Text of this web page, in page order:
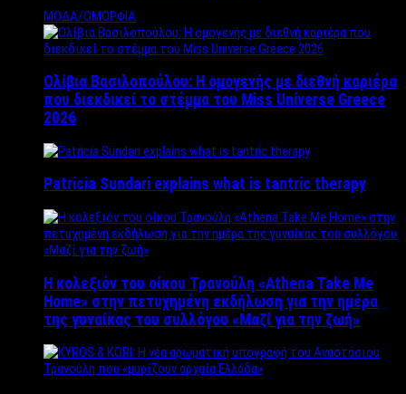
ΜΟΔΑ/ΟΜΟΡΦΙΑ
Ολίβια Βασιλοπούλου: Η ομογενής με διεθνή καριέρα
που διεκδικεί το στέμμα του Miss Universe Greece
2026
Patricia Sundari explains what is tantric therapy
Η κολεξιόν του οίκου Τρανούλη «Athena Take Me
Home» στην πετυχημένη εκδήλωση για την ημέρα
της γυναίκας του συλλόγου «Μαζί για την ζωή»